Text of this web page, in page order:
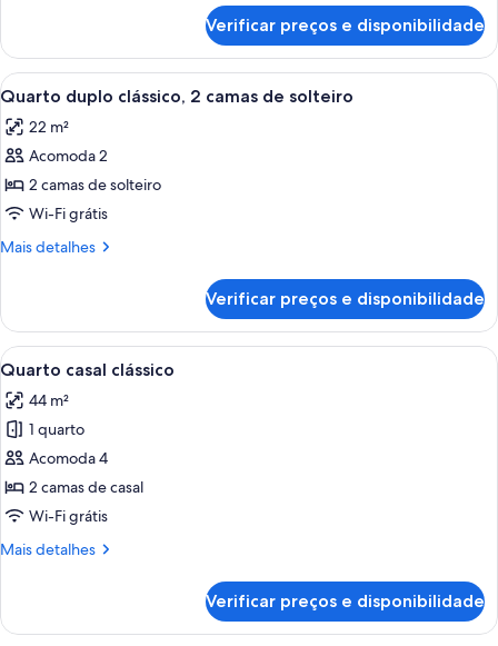
superior,
cama
Verificar preços e disponibilidade
Carrega
todas
as
fotos
de
Quarto
duplo
camas
de
solteiro
Quarto de hotel com duas camas,
8
Quarto duplo clássico, 2 camas de solteiro
22 m²
Acomoda 2
2 camas de solteiro
Wi-Fi grátis
Mais detalhes
Mais
duplo
clássico,
2
de
solteiro
Verificar preços e disponibilidade
Carrega
todas
as
fotos
de
Quarto
casal
Quarto de hotel com uma cama
3
Quarto casal clássico
44 m²
1 quarto
Acomoda 4
2 camas de casal
Wi-Fi grátis
Mais detalhes
Mais
casal
Verificar preços e disponibilidade